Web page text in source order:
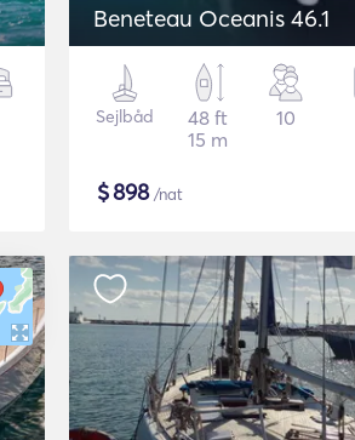
Beneteau Oceanis 46.1
Sejlbåd
48 ft
15 m
10
$898/nat